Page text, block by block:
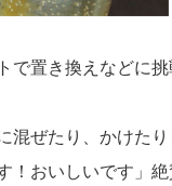
で置き換えなどに
ぜたり、かけたり
！おいしいです」